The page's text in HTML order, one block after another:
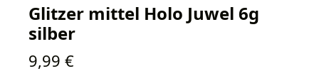
Glitzer mittel Holo Juwel 6g
silber
Regulärer Preis:
9,99 €